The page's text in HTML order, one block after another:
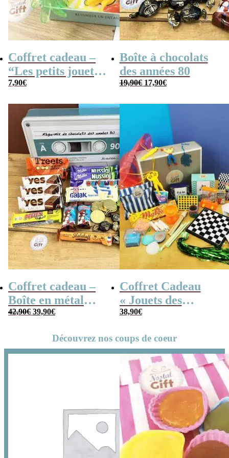
Coffret cadeau –
“Les petits jouets
des années 80”
7,90€
Boîte à chocolats
des années 80
19,90€ Le
prix
19,90€.
17,90€Le
prix
17,90€.
Coffret cadeau –
Boîte en métal
cassette –
années 80 – grand
coffret chocolat
42,90€ Le
prix
39,90€Le
prix
Coffret Cadeau
« Jouets des
années 80 » –
38,90€
Découvrez nos coups de coeur